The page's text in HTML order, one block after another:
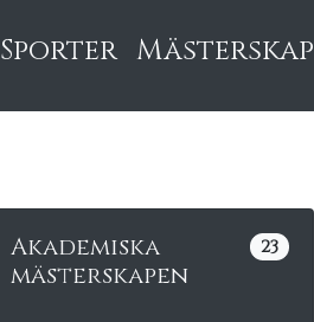
Sporter Mästerskap
23
Akademiska
mästerskapen